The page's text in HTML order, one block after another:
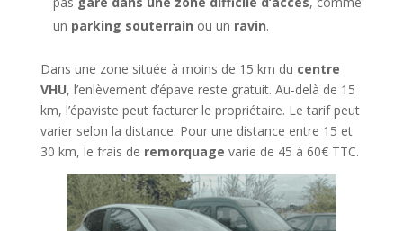
un parking souterrain ou un ravin.
Dans une zone située à moins de 15 km du centre
VHU, l’enlèvement d’épave reste gratuit. Au-delà de 15
km, l’épaviste peut facturer le propriétaire. Le tarif peut
varier selon la distance. Pour une distance entre 15 et
30 km, le frais de remorquage varie de 45 à 60€ TTC.